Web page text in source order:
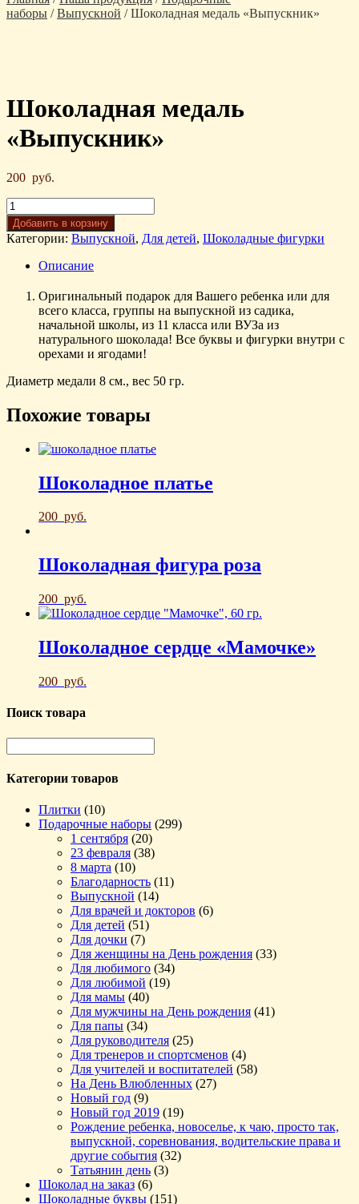
наборы /Выпускной / Шоколадная медаль «Выпускник»
Шоколадная медаль
«Выпускник»
200 руб.
Добавить в корзину
Категории: Выпускной, Для детей, Шоколадные фигурки
Описание
Оригинальный подарок для Вашего ребенка или для
всего класса, группы на выпускной из садика,
начальной школы, из 11 класса или ВУЗа из
натурального шоколада! Все буквы и фигурки внутри с
орехами и ягодами!
Диаметр медали 8 см., вес 50 гр.
Похожие товары
Шоколадное платье
200 руб.
Шоколадная фигура роза
200 руб.
Шоколадное сердце «Мамочке»
200 руб.
Поиск товара
Категории товаров
Плитки (10)
Подарочные наборы (299)
1 сентября (20)
23 февраля (38)
8 марта (10)
Благодарность (11)
Выпускной (14)
Для врачей и докторов (6)
Для детей (51)
Для дочки (7)
Для женщины на День рождения (33)
Для любимого (34)
Для любимой (19)
Для мамы (40)
Для мужчины на День рождения (41)
Для папы (34)
Для руководителя (25)
Для тренеров и спортсменов (4)
Для учителей и воспитателей (58)
На День Влюбленных (27)
Новый год (9)
Новый год 2019 (19)
Рождение ребенка, новоселье, к чаю, просто так,
выпускной, соревнования, водительские права и
другие события (32)
Татьянин день (3)
Шоколад на заказ (6)
Шоколадные буквы (151)